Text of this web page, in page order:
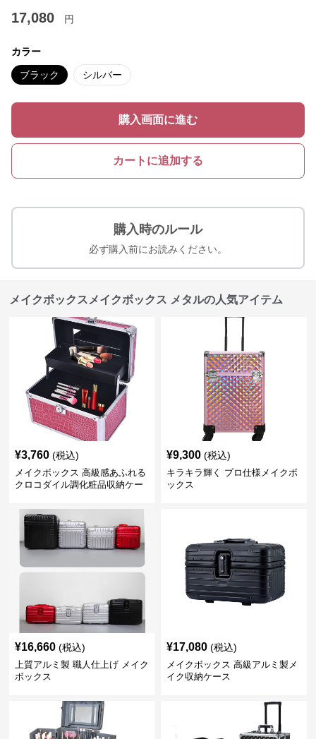
17,080 円
カラー
ブラック シルバー
購入画面に進む
カートに追加する
購入時のルール
必ず購入前にお読みください。
メイクボックスメイクボックス メタルの人気アイテム
¥3,760 (税込)
メイクボックス 高級感あふれる
クロコダイル調化粧品収納ケー
¥9,300 (税込)
キラキラ輝く プロ仕様メイクボ
ックス
¥16,660 (税込)
上質アルミ製 職人仕上げ メイク
ボックス
¥17,080 (税込)
メイクボックス 高級アルミ製メ
イク収納ケース